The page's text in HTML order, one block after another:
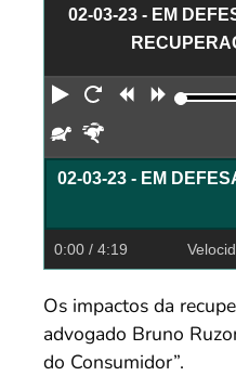
02-03-23 - EM
Reproduzir
Reiniciar
Devagar
02-03-23 - EM
0:00 / 4:19
Os impactos da
advogado Bruno
do Consumidor”.